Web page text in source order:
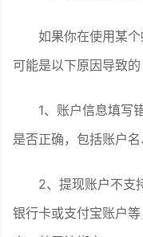
如果你在使用某个
可能是以下原因导致的
1、账户信息填写
是否正确，包括账户名
2、提现账户不支
银行卡或支付宝账户